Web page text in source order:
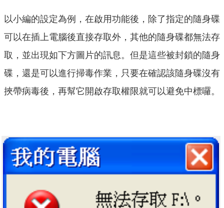
以小編的設定為例，在啟用功能後，除了指定的隨身碟
可以在插上電腦後直接存取外，其他的隨身碟都無法存
取，並出現如下方圖片的訊息。但是這些被封鎖的隨身
碟，還是可以進行掃毒作業，只要在確認該隨身碟沒有
挾帶病毒後，再幫它開啟存取權限就可以避免中標囉。